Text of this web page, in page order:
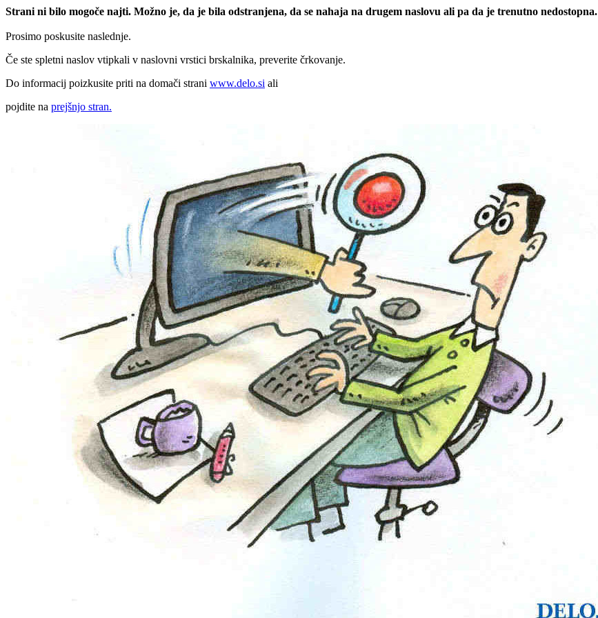
Strani ni bilo mogoče najti. Možno je, da je bila odstranjena, da se nahaja na drugem naslovu ali pa da je trenutno nedostopna.
Prosimo poskusite naslednje.
Če ste spletni naslov vtipkali v naslovni vrstici brskalnika, preverite črkovanje.
Do informacij poizkusite priti na domači strani www.delo.si ali
pojdite na prejšnjo stran.